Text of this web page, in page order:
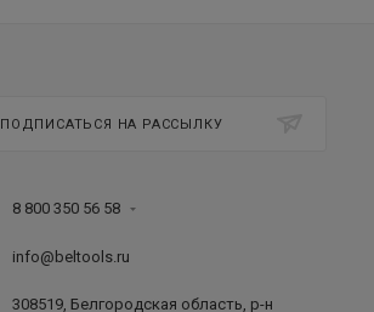
ПОДПИСАТЬСЯ НА РАССЫЛКУ
8 800 350 56 58
info@beltools.ru
308519, Белгородская область, р-н